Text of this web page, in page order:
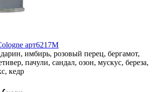
арт6217M
имбирь, розовый перец, бергамот,
пачули, сандал, озон, мускус, береза,
кедр